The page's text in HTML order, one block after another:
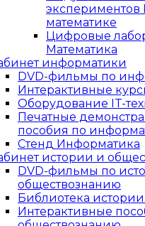
экспериментов
математике
Цифровые
Математика
информатики
DVD-фильмы по
Интерактивные
Оборудование IT-
Печатные
пособия по
Стенд Информатика
истории и
DVD-фильмы по
обществознанию
Библиотека
Интерактивные